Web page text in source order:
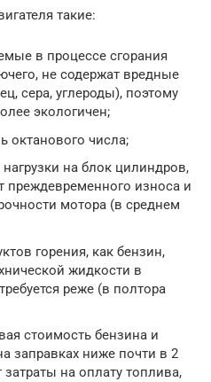
такие:
в процессе сгорания
не содержат вредные
сера, углероды), поэтому
экологичен;
октанового числа;
на блок цилиндров,
преждевременного износа и
мотора (в среднем
горения, как бензин,
жидкости в
реже (в полтора
стоимость бензина и
заправках ниже почти в 2
затраты на оплату топлива,